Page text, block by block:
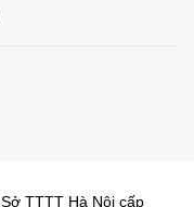
TTTT Hà Nội cấp